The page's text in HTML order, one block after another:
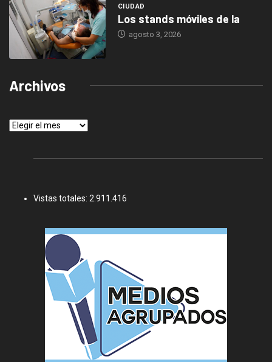
CIUDAD
Los stands móviles de la
agosto 3, 2026
Archivos
Archivos
Vistas totales: 2.911.416